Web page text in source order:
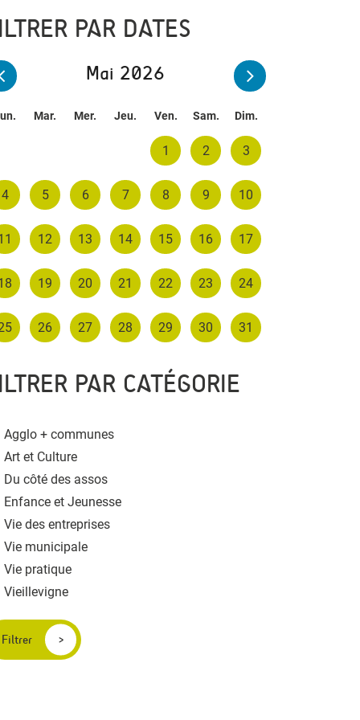
PAR DATES
Mai 2026
Mar. Mer. Jeu. Ven. Sam. Dim.
1 2 3
4 5 6 7 8 9 10
12 13 14 15 16 17
19 20 21 22 23 24
26 27 28 29 30 31
PAR CATÉGORIE
Agglo + communes
Art et Culture
Du côté des assos
Enfance et Jeunesse
Vie des entreprises
Vie municipale
Vie pratique
Vieillevigne
Filtrer